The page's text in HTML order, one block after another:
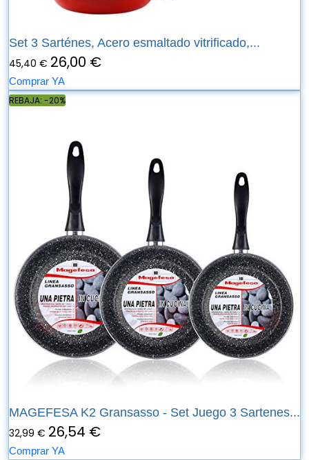
Set 3 Sarténes, Acero esmaltado vitrificado,...
45,40 € 26,00 €
Comprar YA
REBAJA: -20%
MAGEFESA K2 Gransasso - Set Juego 3 Sartenes...
32,99 € 26,54 €
Comprar YA